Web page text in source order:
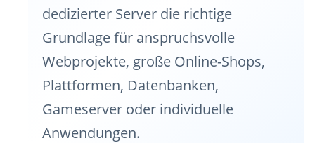
dedizierter Server die richtige
Grundlage für anspruchsvolle
Webprojekte, große Online-Shops,
Plattformen, Datenbanken,
Gameserver oder individuelle
Anwendungen.